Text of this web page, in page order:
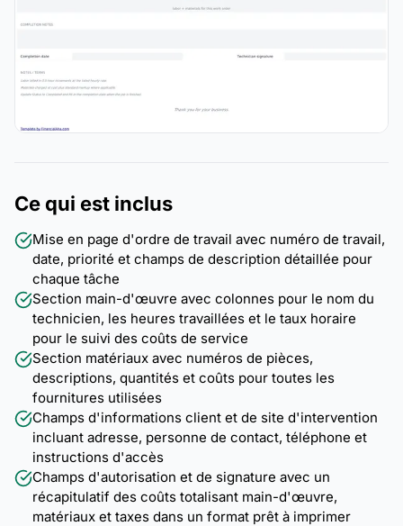
Ce qui est inclus
Mise en page d'ordre de travail avec numéro de travail,
date, priorité et champs de description détaillée pour
chaque tâche
Section main-d'œuvre avec colonnes pour le nom du
technicien, les heures travaillées et le taux horaire
pour le suivi des coûts de service
Section matériaux avec numéros de pièces,
descriptions, quantités et coûts pour toutes les
fournitures utilisées
Champs d'informations client et de site d'intervention
incluant adresse, personne de contact, téléphone et
instructions d'accès
Champs d'autorisation et de signature avec un
récapitulatif des coûts totalisant main-d'œuvre,
matériaux et taxes dans un format prêt à imprimer